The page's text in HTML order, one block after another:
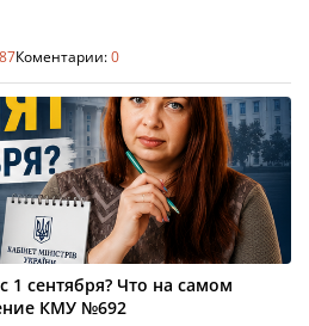
Коментарии:0
1 сентября? Что на самом
КМУ №692